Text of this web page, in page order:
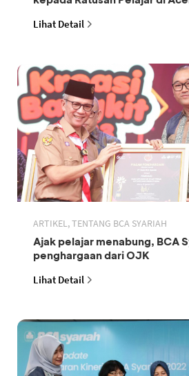
Lihat Detail
ARTIKEL, TENTANG BCA SYARIAH
Ajak pelajar menabung, BCA
penghargaan dari OJK
Lihat Detail